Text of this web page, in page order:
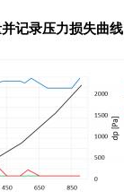
记录压力损失曲线